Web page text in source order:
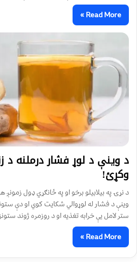
Read More »
د وینې د لوړ فشار درملنه د
وکړئ!
د نړۍ په بیلابیلو برخو او په ځانګړي ډول
وینې د فشار له لوړوالي شکایت کوي او دې
ستر لامل یې خرابه تغذیه او د روزمره ژوند
Read More »